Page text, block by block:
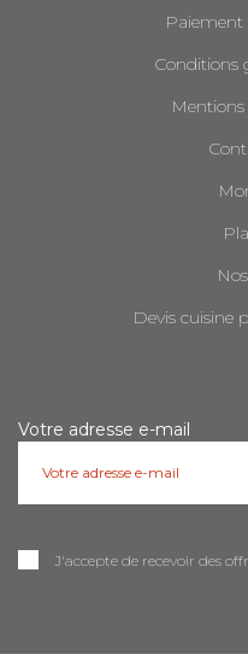
Paiement
Conditions
Devis cuisine
Votre adresse e-mail
J'accepte de recevoir des